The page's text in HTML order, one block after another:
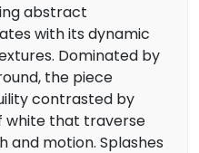
abstract
with its dynamic
Dominated by
the piece
contrasted by
white that traverse
and motion. Splashes